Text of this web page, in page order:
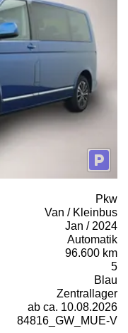
Pkw
Van / Kleinbus
Jan / 2024
Automatik
96.600 km
5
Blau
Zentrallager
ab ca. 10.08.2026
84816_GW_MUE-V